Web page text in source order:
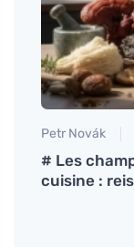
Petr Novák
# Les
cuisine :